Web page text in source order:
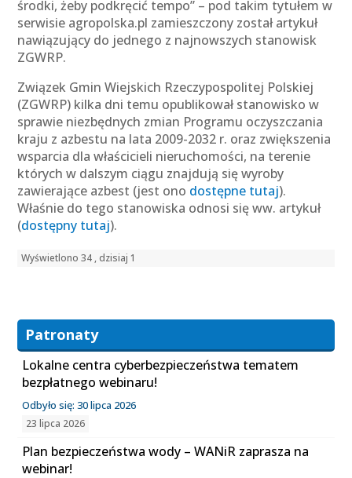
środki, żeby podkręcić tempo” – pod takim tytułem w
serwisie agropolska.pl zamieszczony został artykuł
nawiązujący do jednego z najnowszych stanowisk
ZGWRP.
Związek Gmin Wiejskich Rzeczypospolitej Polskiej
(ZGWRP) kilka dni temu opublikował stanowisko w
sprawie niezbędnych zmian Programu oczyszczania
kraju z azbestu na lata 2009-2032 r. oraz zwiększenia
wsparcia dla właścicieli nieruchomości, na terenie
których w dalszym ciągu znajdują się wyroby
zawierające azbest (jest ono dostępne tutaj).
Właśnie do tego stanowiska odnosi się ww. artykuł
(dostępny tutaj).
Wyświetlono 34 , dzisiaj 1
Patronaty
Lokalne centra cyberbezpieczeństwa tematem
bezpłatnego webinaru!
Odbyło się: 30 lipca 2026
23 lipca 2026
Plan bezpieczeństwa wody – WANiR zaprasza na
webinar!